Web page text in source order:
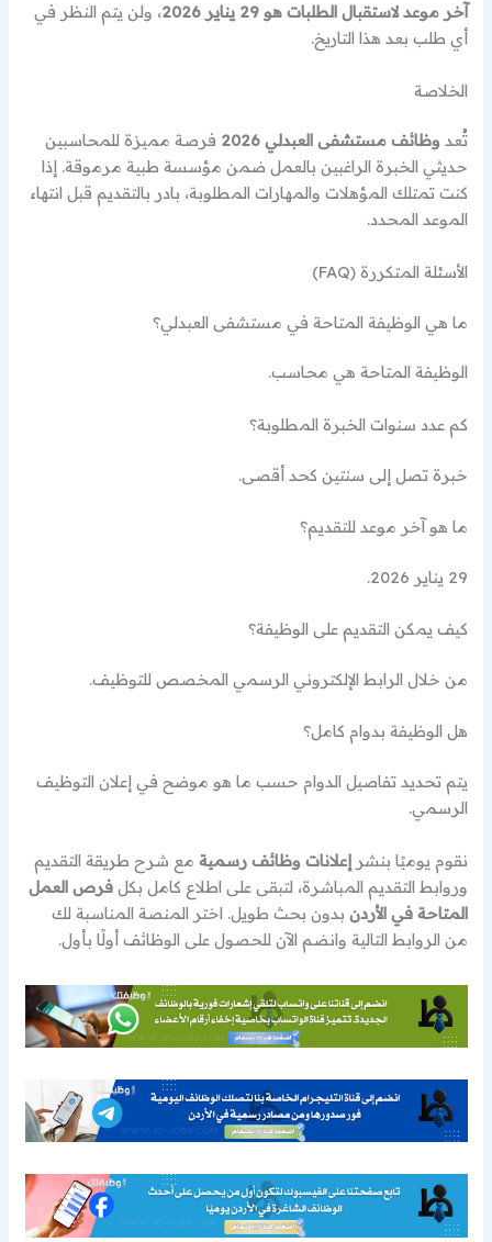
آخر موعد لاستقبال الطلبات هو 29 يناير 2026
، ولن يتم النظر في
أي طلب بعد هذا التاريخ.
الخلاصة
تُعدوظائف مستشفى العبدلي 2026
فرصة مميزة للمحاسبين
حديثي الخبرة الراغبين بالعمل ضمن مؤسسة طبية مرموقة. إذا
كنت تمتلك المؤهلات والمهارات المطلوبة، بادر بالتقديم قبل انتهاء
الموعد المحدد.
الأسئلة المتكررة (FAQ)
ما هي الوظيفة المتاحة في مستشفى العبدلي؟
الوظيفة المتاحة هي محاسب.
كم عدد سنوات الخبرة المطلوبة؟
خبرة تصل إلى سنتين كحد أقصى.
ما هو آخر موعد للتقديم؟
29 يناير 2026.
كيف يمكن التقديم على الوظيفة؟
من خلال الرابط الإلكتروني الرسمي المخصص للتوظيف.
هل الوظيفة بدوام كامل؟
يتم تحديد تفاصيل الدوام حسب ما هو موضح في إعلان التوظيف
الرسمي.
نقوم يوميًا بنشرإعلانات وظائف رسمية مع شرح طريقة التقديم
وروابط التقديم المباشرة، لتبقى على اطلاع كامل بكلفرص العمل
المتاحة في الأردن بدون بحث طويل. اختر المنصة المناسبة لك
من الروابط التالية وانضم الآن للحصول على الوظائف أولًا بأول.